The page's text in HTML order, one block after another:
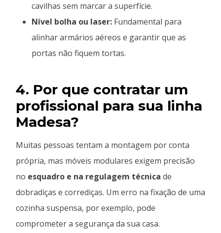
cavilhas sem marcar a superfície.
Nível bolha ou laser: Fundamental para
alinhar armários aéreos e garantir que as
portas não fiquem tortas.
4. Por que contratar um
profissional para sua linha
Madesa?
Muitas pessoas tentam a montagem por conta
própria, mas móveis modulares exigem precisão
no esquadro e na regulagem técnica de
dobradiças e corrediças. Um erro na fixação de uma
cozinha suspensa, por exemplo, pode
comprometer a segurança da sua casa.